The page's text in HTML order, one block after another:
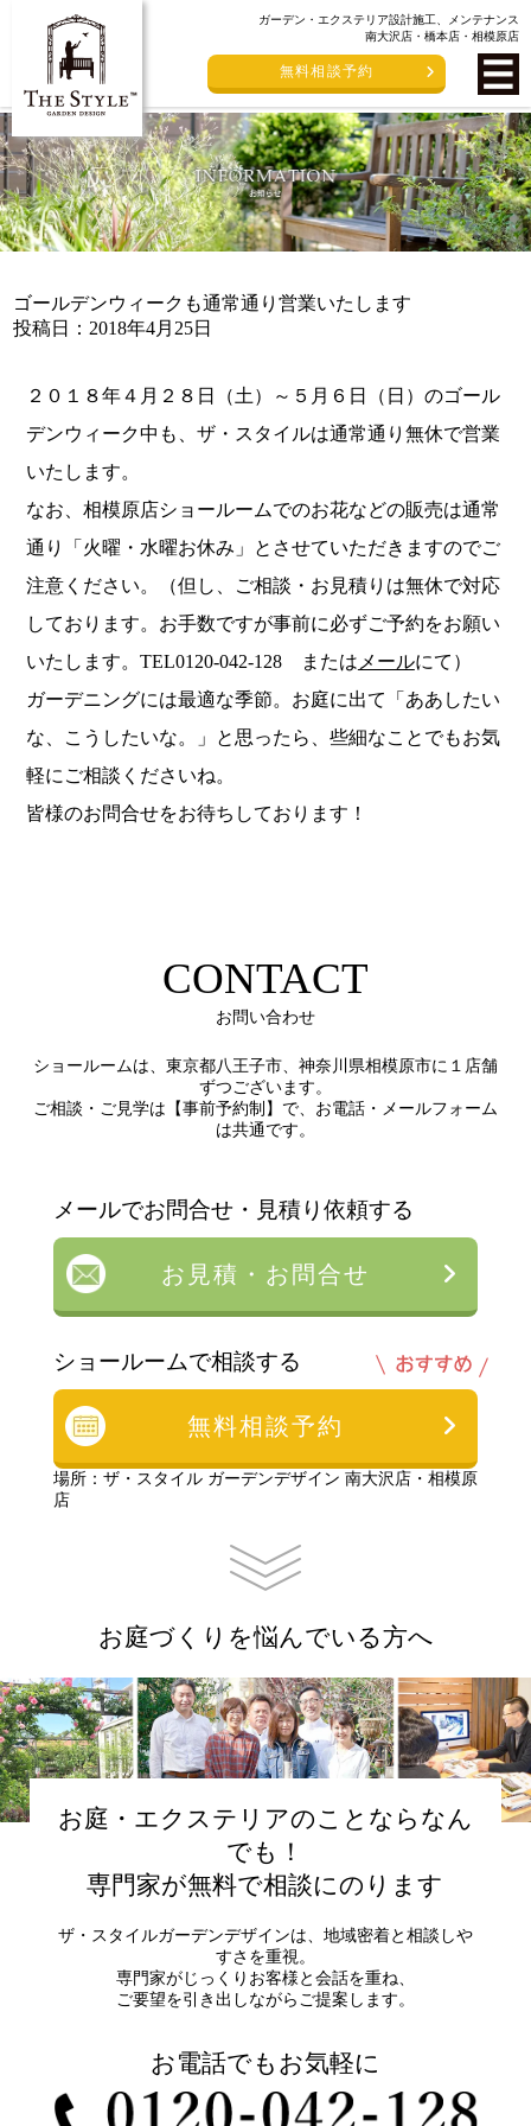
無料相談予約
ガーデン・エクステリア設計施工、メンテナンス
南大沢店・橋本店・相模原店
ゴールデンウィークも通常通り営業いたします
投稿日：2018年4月25日
２０１８年４月２８日（土）～５月６日（日）のゴール
デンウィーク中も、ザ・スタイルは通常通り無休で営業
いたします。
なお、相模原店ショールームでのお花などの販売は通常
通り「火曜・水曜お休み」とさせていただきますのでご
注意ください。（但し、ご相談・お見積りは無休で対応
しております。お手数ですが事前に必ずご予約をお願い
いたします。TEL0120-042-128 または メールにて）
ガーデニングには最適な季節。お庭に出て「ああしたい
な、こうしたいな。」と思ったら、些細なことでもお気
軽にご相談くださいね。
皆様のお問合せをお待ちしております！
CONTACT
お問い合わせ
ショールームは、東京都八王子市、神奈川県相模原市に１店舗
ずつございます。
ご相談・ご見学は【事前予約制】で、お電話・メールフォーム
は共通です。
メールでお問合せ・見積り依頼する
お見積・お問合せ
ショールームで相談する
無料相談予約
場所：ザ・スタイル ガーデンデザイン 南大沢店・相模原
店
お庭づくりを悩んでいる方へ
お庭・エクステリアのことならなん
でも！
専門家が無料で相談にのります
ザ・スタイルガーデンデザインは、地域密着と相談しや
すさを重視。
専門家がじっくりお客様と会話を重ね、
ご要望を引き出しながらご提案します。
お電話でもお気軽に